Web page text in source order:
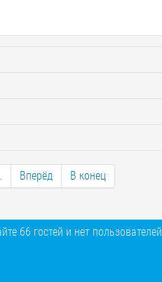
Вперёд В конец
66 гостей и нет пользователей